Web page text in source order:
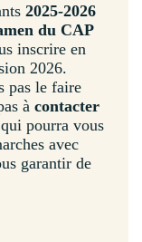
2025-2026
du CAP
inscrire en
2026.
pas le faire
à contacter
pourra vous
avec
garantir de